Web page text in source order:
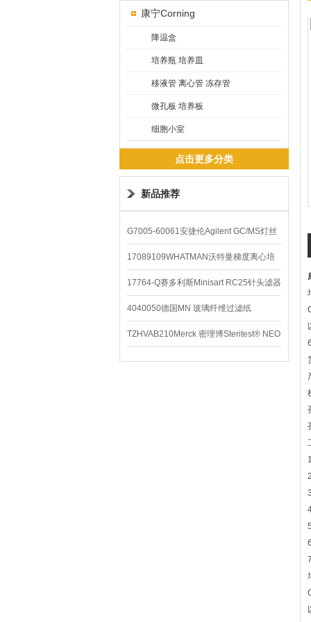
康宁Corning
降温盒
培养瓶 培养皿
移液管 离心管 冻存管
微孔板 培养板
细胞小室
点击更多分类
新品推荐
G7005-60061安捷伦Agilent GC/MS灯丝
配件
17089109WHATMAN沃特曼梯度离心培
养基
17764-Q赛多利斯Minisart RC25针头滤器
4040050德国MN 玻璃纤维过滤纸
TZHVAB210Merck 密理博Steritest® NEO
设备